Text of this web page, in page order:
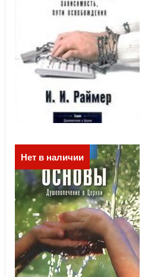
Нет в наличии